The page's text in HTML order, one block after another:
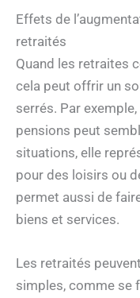
Effets de
retraités
Quand les retraites
cela peut offrir un
serrés. Par
pensions peut
situations, elle
pour des loisirs ou
permet aussi de
biens et services.
Les retraités
simples, comme se